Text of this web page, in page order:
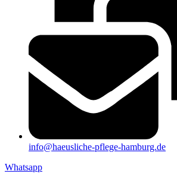
info@haeusliche-pflege-hamburg.de
Whatsapp